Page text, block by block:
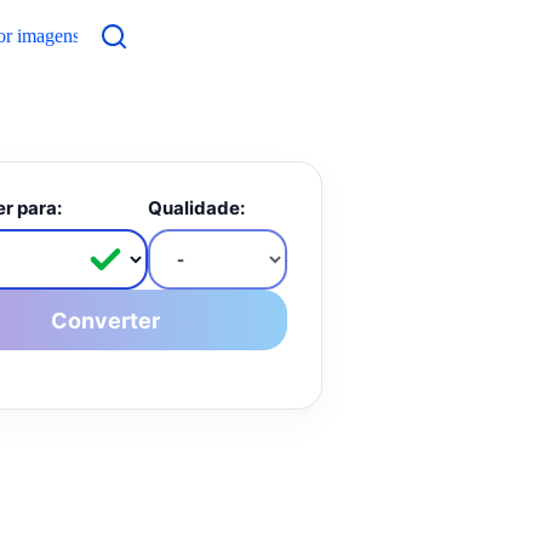
imagens Contato
para: Qualidade:
Converter